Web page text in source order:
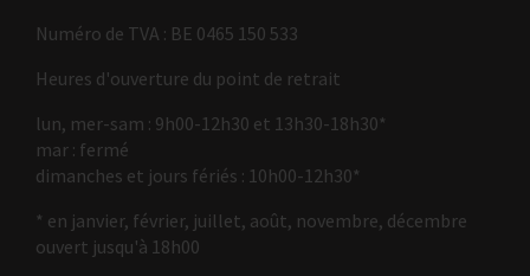
Numéro de TVA : BE 0465 150 533
Heures d'ouverture du point de retrait
lun, mer-sam : 9h00-12h30 et 13h30-18h30*
mar : fermé
dimanches et jours fériés : 10h00-12h30*
* en janvier, février, juillet, août, novembre, décembre
ouvert jusqu'à 18h00